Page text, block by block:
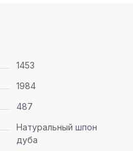
1453
1984
487
Натуральный шпон
дуба